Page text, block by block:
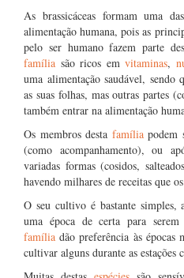
As brassicáceas formam uma das
alimentação humana, pois as
pelo ser humano fazem parte
família são ricos emvitaminas,
uma alimentação saudável, sendo
as suas folhas, mas outras partes
também entrar na alimentação
Os membros desta famíliapodem
(como acompanhamento), ou
variadas formas (cosidos,
havendo milhares de receitas que
O seu cultivo é bastante simples,
uma época de certa para serem
famíliadão preferência às
cultivar alguns durante as estações